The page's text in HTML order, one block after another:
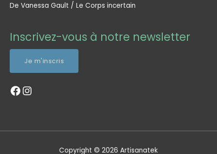
De Vanessa Gault / Le Corps incertain
Inscrivez-vous à notre newsletter
Je m'inscris
Profil Facebook Artisanatek
Profil Instagram Artisanatek
Copyright © 2026 Artisanatek